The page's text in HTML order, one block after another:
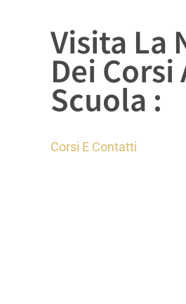
Visita La
Dei
Scuola :
Corsi E Contatti